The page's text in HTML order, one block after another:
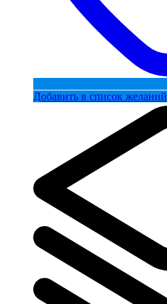
Добавить в список желаний